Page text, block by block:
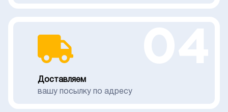
Доставляем
вашу посылку по адресу